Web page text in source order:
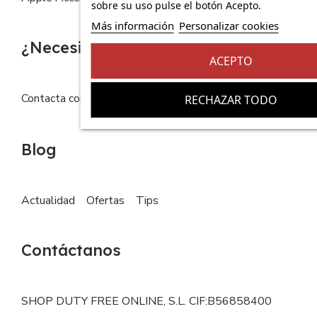
sobre su uso pulse el botón Acepto.
Más información Personalizar cookies
RECHAZAR TODO
ACEPTO
¿Necesitas ayuda?
Contacta con nosotros
Blog
Actualidad Ofertas Tips
Contáctanos
SHOP DUTY FREE ONLINE, S.L. CIF:B56858400